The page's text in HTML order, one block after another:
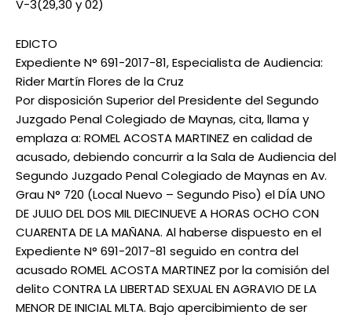
V-3(29,30 y 02)
EDICTO
Expediente N° 691-2017-81, Especialista de Audiencia:
Rider Martín Flores de la Cruz
Por disposición Superior del Presidente del Segundo
Juzgado Penal Colegiado de Maynas, cita, llama y
emplaza a: ROMEL ACOSTA MARTINEZ en calidad de
acusado, debiendo concurrir a la Sala de Audiencia del
Segundo Juzgado Penal Colegiado de Maynas en Av.
Grau N° 720 (Local Nuevo – Segundo Piso) el DÍA UNO
DE JULIO DEL DOS MIL DIECINUEVE A HORAS OCHO CON
CUARENTA DE LA MAÑANA. Al haberse dispuesto en el
Expediente N° 691-2017-81 seguido en contra del
acusado ROMEL ACOSTA MARTINEZ por la comisión del
delito CONTRA LA LIBERTAD SEXUAL EN AGRAVIO DE LA
MENOR DE INICIAL MLTA. Bajo apercibimiento de ser